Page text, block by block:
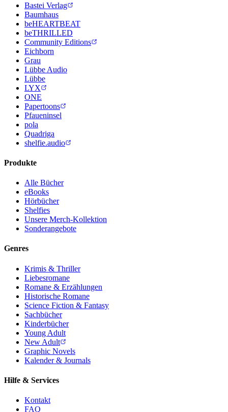
Bastei Verlag
Baumhaus
beHEARTBEAT
beTHRILLED
Community Editions
Eichborn
Grau
Lübbe Audio
Lübbe
LYX
ONE
Papertoons
Pfaueninsel
pola
Quadriga
shelfie.audio
Produkte
Alle Bücher
eBooks
Hörbücher
Shelfies
Unsere Merch-Kollektion
Sonderangebote
Genres
Krimis & Thriller
Liebesromane
Romane & Erzählungen
Historische Romane
Science Fiction & Fantasy
Sachbücher
Kinderbücher
Young Adult
New Adult
Graphic Novels
Kalender & Journals
Hilfe & Services
Kontakt
FAQ